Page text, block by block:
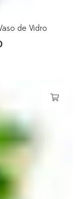
de Vidro
O